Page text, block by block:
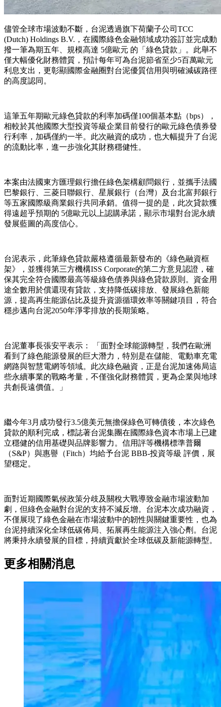
儘管全球市場波動不斷，台泥透過旗下荷蘭子公司 TCC
(Dutch) Holdings B.V. ，在國際綠色金融領域成功簽訂並完成動
撥一筆為期五年、規模高達 5億歐元 的「綠色貸款」。此舉不
僅大幅優化財務體質，預計每年可為台泥節省至少5百萬歐元
利息支出，更彰顯國際金融圈對台泥優質信用與明確減碳路徑
的高度認同。
這筆五年期歐元綠色貸款的利率加碼僅100個基本點（bps），
相較於其他國際大型投資等級企業目前發行的歐元綠色債券發
行利率，加碼僅約一半。此次融資的成功，也大幅提升了台泥
的流動比率，進一步強化其財務穩健性。
本案由法國東方匯理銀行擔任綠色架構顧問銀行，並攜手法國
巴黎銀行、三菱日聯銀行、星展銀行（台灣）及台北富邦銀行
等五家國際級商業銀行共同承銷。值得一提的是，此次貸款獲
得遠超乎預期的 5億歐元以上認購承諾，顯示市場對台泥永續
發展藍圖的高度信心。
台泥表示，此筆綠色貸款嚴格遵循最新發布的《綠色融資框
架》，並獲得第三方機構ISS Corporate的第二方意見認證，確
保其完全符合國際最高等級綠色債券與綠色貸款原則。資金用
途全數用於償還現有貸款，支持降低碳排放、發展綠色新能
源，提高再生能源佔比及提升資源循環效率等關鍵項目，符合
穩步邁向台泥2050年淨零排放的長期策略。
台泥董事長張安平表示： 「面對全球能源轉型，我們在歐洲
看到了綠色能源發展的巨大潛力，特別是在儲能、電動車充電
網路與智慧電網等領域。此次綠色融資，正是台泥加速佈局這
些永續事業的戰略考量，不僅強化財務體質，更為企業與地球
共創長遠價值。」
繼今年3月成功發行3.5億美元無擔保綠色可轉債後，本次綠色
貸款的順利完成，標誌著台泥集團在國際綠色資本市場上已建
立穩健的信用基礎與品牌影響力。信用評等機構標準普爾
（S&P）與惠譽（Fitch）均給予台泥 BBB-投資等級 評價，展
望穩定。
面對近期國際氣候政策分歧及關稅大戰導致金融市場波動加
劇，但綠色金融對台泥的支持不減反增。台泥本次成功融資，
不僅展現了綠色金融在市場波動中的韌性與關鍵重要性，也為
台泥持續深化全球低碳佈局、拓展再生能源注入強心劑。台泥
將秉持永續發展的目標，持續貢獻於全球低碳及新能源轉型。
更多相關消息